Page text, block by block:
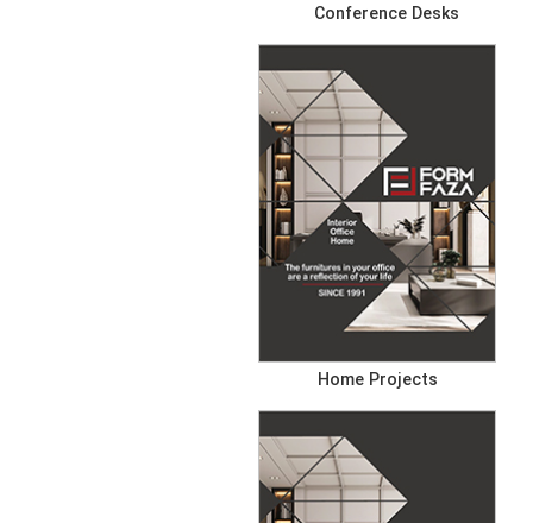
Conference Desks
Home Projects